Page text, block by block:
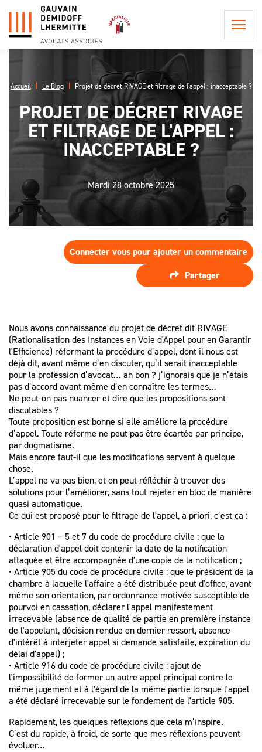
Accueil Le Blog Projet de décret RIVAGE et filtrage de l'appel : inacceptable ?
PROJET DE DÉCRET RIVAGE
ET FILTRAGE DE L'APPEL :
INACCEPTABLE ?
Mardi 28 octobre 2025
Connecter vous pour ajouter un commentaire
Partager
Nous avons connaissance du projet de décret dit RIVAGE
(Rationalisation des Instances en Voie d'Appel pour en Garantir
l'Efficience) réformant la procédure d’appel, dont il nous est
déjà dit, avant même d’en discuter, qu’il serait inacceptable
pour la profession d’avocat… ah bon ? j’ignorais que je n’étais
pas d’accord avant même d’en connaître les termes…
Ne peut-on pas nuancer et dire que les propositions sont
discutables ?
Toute proposition est bonne si elle améliore la procédure
d’appel. Toute réforme ne peut pas être écartée par principe,
par dogmatisme.
Mais encore faut-il que les modifications servent à quelque
chose.
L’appel ne va pas bien, et on peut réfléchir à trouver des
solutions pour l’améliorer, sans tout rejeter en bloc de manière
quasi automatique.
Ce qui est proposé pour le filtrage de l'appel, a priori, c’est ça :
• Article 901 – 5 et 7 du code de procédure civile : que la
déclaration d'appel doit contenir la date de la notification
attaquée et être accompagnée d'une copie de la notification ;
• Article 905 du code de procédure civile : que le président de la
chambre à laquelle l'affaire a été distribuée peut d'office, avant
même son orientation, par ordonnance motivée susceptible de
pourvoi en cassation, déclarer l'appel manifestement
irrecevable (absence de qualité de partie en première instance
de l'appelant, décision rendue en dernier ressort, absence
d'intérêt à interjeter appel si demande satisfaite, expiration du
délai d'appel) ;
• Article 916 du code de procédure civile : ajout de
l'impossibilité de former un autre appel principal contre le
même jugement et à l'égard de la même partie lorsque l'appel
a été déclaré irrecevable sur le fondement de l'article 905.
Rapidement, les quelques réflexions que cela m’inspire.
C’est du rapide, à froid, de sorte que mes réflexions peuvent
évoluer…
SOMMES-
NOUS ?
PHILOSOPHIE
DU CABINET
L'ÉQUIPE
POSTULATION ET
REPRÉSENTATION
CONSEIL EN
PROCÉDURE
CIVILE
PRÉCONTRACTUELLE
LES HONORAIRES DE
POSTULATION ET DE
REPRÉSENTATION
DÉMARCHES
LES
PROCÉDURES
EN APPEL,
PROCÉDURE
D'APPEL